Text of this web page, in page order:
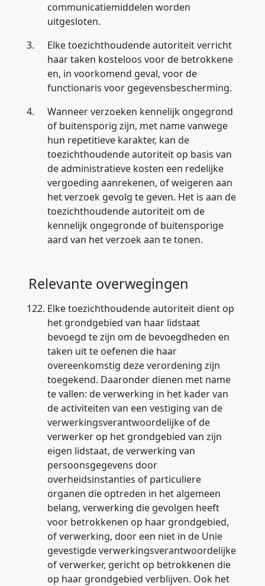
communicatiemiddelen worden
uitgesloten.
3.
Elke toezichthoudende autoriteit verricht
haar taken kosteloos voor de betrokkene
en, in voorkomend geval, voor de
functionaris voor gegevensbescherming.
4.
Wanneer verzoeken kennelijk ongegrond
of buitensporig zijn, met name vanwege
hun repetitieve karakter, kan de
toezichthoudende autoriteit op basis van
de administratieve kosten een redelijke
vergoeding aanrekenen, of weigeren aan
het verzoek gevolg te geven. Het is aan de
toezichthoudende autoriteit om de
kennelijk ongegronde of buitensporige
aard van het verzoek aan te tonen.
Relevante overwegingen
122. Elke toezichthoudende autoriteit dient op
het grondgebied van haar lidstaat
bevoegd te zijn om de bevoegdheden en
taken uit te oefenen die haar
overeenkomstig deze verordening zijn
toegekend. Daaronder dienen met name
te vallen: de verwerking in het kader van
de activiteiten van een vestiging van de
verwerkingsverantwoordelijke of de
verwerker op het grondgebied van zijn
eigen lidstaat, de verwerking van
persoonsgegevens door
overheidsinstanties of particuliere
organen die optreden in het algemeen
belang, verwerking die gevolgen heeft
voor betrokkenen op haar grondgebied,
of verwerking, door een niet in de Unie
gevestigde verwerkingsverantwoordelijke
of verwerker, gericht op betrokkenen die
op haar grondgebied verblijven. Ook het